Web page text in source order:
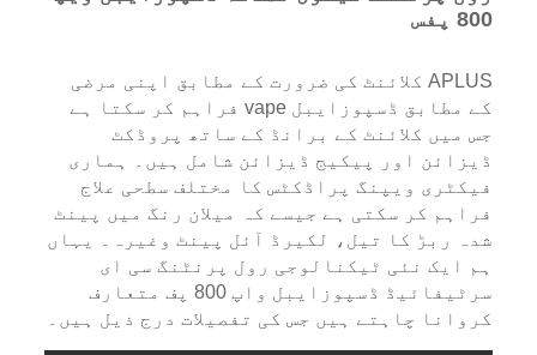
800 پفس
APLUS کلائنٹ کی ضرورت کے مطابق اپنی مرضی
کے مطابق ڈسپوزایبل vape فراہم کر سکتا ہے
جس میں کلائنٹ کے برانڈ کے ساتھ پروڈکٹ
ڈیزائن اور پیکیج ڈیزائن شامل ہیں۔ ہماری
فیکٹری ویپنگ پراڈکٹس کا مختلف سطحی علاج
فراہم کر سکتی ہے جیسے کہ میلان رنگ میں پینٹ
شدہ ربڑ کا تیل، لکیرڈ آئل پینٹ وغیرہ۔ یہاں
ہم ایک نئی ٹیکنالوجی رول پرنٹنگ سی ای
سرٹیفائیڈ ڈسپوزایبل واپ 800 پف متعارف
کروانا چاہتے ہیں جس کی تفصیلات درج ذیل ہیں۔